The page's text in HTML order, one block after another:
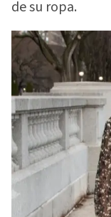
de su ropa.